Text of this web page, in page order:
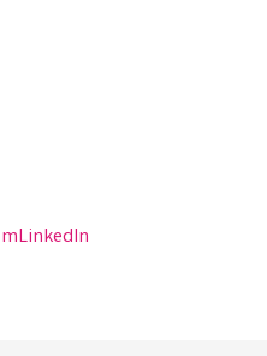
LinkedIn